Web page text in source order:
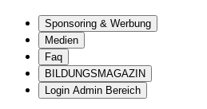
Sponsoring & Werbung
Medien
Faq
BILDUNGSMAGAZIN
Login Admin Bereich